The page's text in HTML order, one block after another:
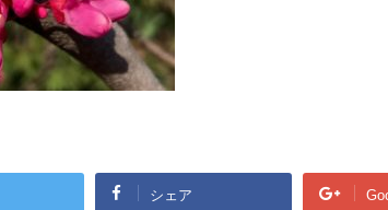
シェア